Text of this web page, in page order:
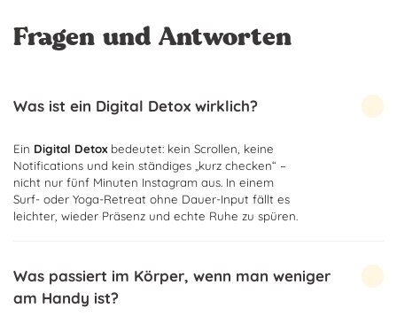
Fragen und Antworten
Was ist ein Digital Detox wirklich?
Ein Digital Detoxbedeutet: kein Scrollen, keine
Notifications und kein ständiges „kurz checken“ –
nicht nur fünf Minuten Instagram aus. In einem
Surf- oder Yoga-Retreat ohne Dauer-Input fällt es
leichter, wieder Präsenz und echte Ruhe zu spüren.
Was passiert im Körper, wenn man weniger
am Handy ist?